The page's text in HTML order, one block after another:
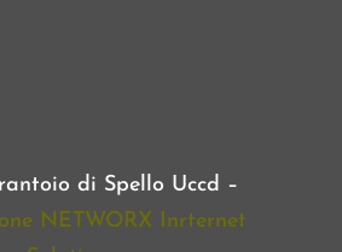
di Spello Uccd –
NETWORX Inrternet